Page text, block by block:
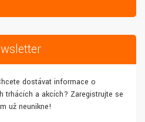
dostávat informace o
trhácích a akcích? Zaregistrujte se
už neunikne!